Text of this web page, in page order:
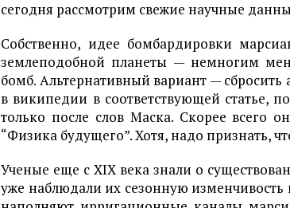
сегодня рассмотрим свежие научные
Собственно, идее бомбардировки
землеподобной планеты — немногим
бомб. Альтернативный вариант —
в википедии в соответствующей статье,
только после слов Маска. Скорее всего
“Физика будущего”. Хотя, надо признать,
Ученые еще с XIX века знали о
уже наблюдали их сезонную